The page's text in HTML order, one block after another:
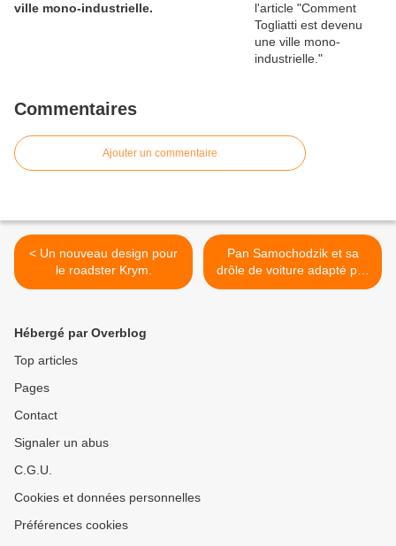
ville mono-industrielle.
Commentaires
Ajouter un commentaire
< Un nouveau design pour
le roadster Krym.
Pan Samochodzik et sa
drôle de voiture adapté par
Netflix. >
Hébergé par Overblog
Top articles
Pages
Contact
Signaler un abus
C.G.U.
Cookies et données personnelles
Préférences cookies